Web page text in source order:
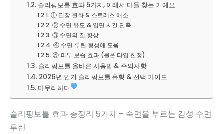
슬리핑보틀 효과 5가지, 이래서 다들 찾는 거예요
① 긴장 완화 & 스트레스 해소
② 수면 유도 & 입면 시간 단축
③ 수면의 질 향상
④ 수면 루틴 형성에 도움
⑤ 피부 보습 효과 (롤온 타입 한정)
슬리핑보틀 올바른 사용법 & 주의사항
2026년 인기 슬리핑보틀 유형 & 선택 가이드
마무리하며
슬리핑보틀 효과 총정리 5가지 – 숙면을 부르는 감성 수면
루틴